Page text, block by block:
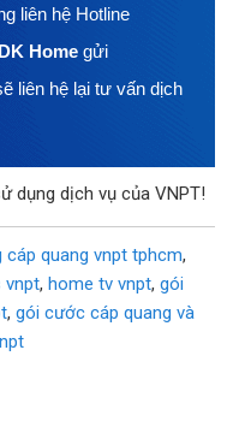
liên hệ Hotline
DK Home gửi
liên hệ lại tư vấn dịch
dụng dịch vụ của VNPT!
cáp quang vnpt tphcm,
vnpt, home tv vnpt, gói
, gói cước cáp quang và